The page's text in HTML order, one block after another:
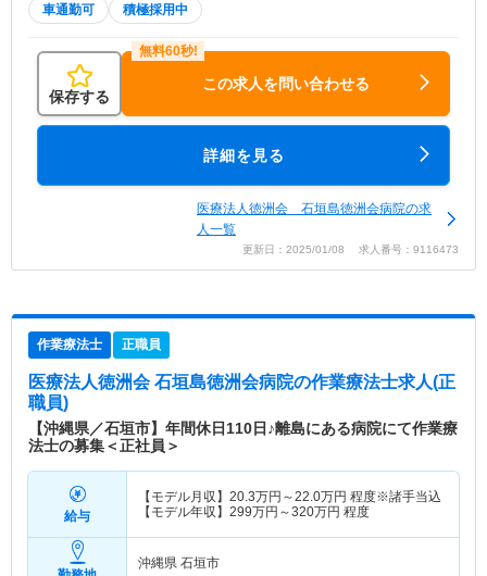
車通勤可 積極採用中
保存する
この求人を問い合わせる
詳細を見る
医療法人徳洲会 石垣島徳洲会病院の求
人一覧
更新日：2025/01/08 求人番号：9116473
作業療法士 正職員
医療法人徳洲会 石垣島徳洲会病院の作業療法士求人(正
職員)
【沖縄県／石垣市】年間休日110日♪離島にある病院にて作業療
法士の募集＜正社員＞
給与
【モデル月収】 20.3万円～22.0万円 程度※諸手当込
【モデル年収】 299万円～320万円 程度
沖縄県 石垣市